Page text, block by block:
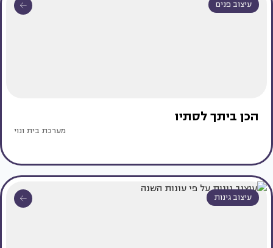
עיצוב פנים
הכן ביתך לסתיו
מערכת בית ונוי
עיצוב גינות